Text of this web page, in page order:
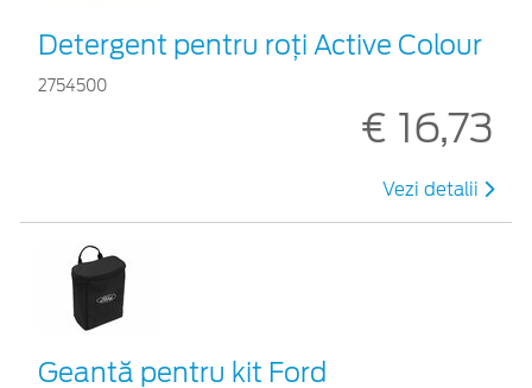
Detergent pentru roți Active Colour
2754500
€ 16,73
Vezi detalii
Geantă pentru kit Ford